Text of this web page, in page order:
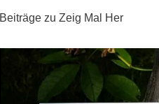
Beiträge zu Zeig Mal Her